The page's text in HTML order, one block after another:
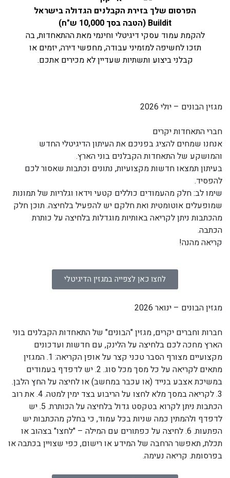
הפרסום שלך בזירת הקבלנים הגדולה בישראל
Buildit (הטבה בסך 10,000 ש"ח)
להקמת עמוד עסקי דיגיטלי וחינמי מאת ההתאחדות, בה
תזכו לחשיפה למזמיני עבודה, מחפשי דירה, יזמים או
קבלני ביצוע ותשתיות שעדיין לא מכירים אתכם.
מגזין הבונים – יולי 2026
חברי התאחדות יקרים
אנחנו שמחים להציג בפניכם את העיתון הדיגיטלי החדש
והמושקע של התאחדות הקבלנים בוני הארץ.
בעיתון תמצאו חדשות מקצועיות, נתונים וכתבות שאסור לכם
להפסיד.
שימו לב: חלק מהעמודים כוללים קטעי וידאו וגלריות של תמונות
שמופעלים אוטומטית ואת חלקם יש להפעיל בלחיצה. תוכן חלק
מהכתבות ניתן לקריאה באותיות מוגדלות בלחיצה על כותרת
הכתבה.
קריאה מהנה!
לחצו כאן לצפייה במגזין הדיגיטלי
מגזין הבונים – ינואר 2026
חברות וחברים יקרים, מגזין "הבונים" של התאחדות הקבלנים בוני
הארץ מחכה לכם בלחיצה על הלינק, עם חדשות ועדכונים
מקצועיים מצורף הסבר טכני קצר על אופן הקריאה: 1.⁠ ⁠המגזין
מתאים לקריאה על כל מסך מכל סוג. 2.⁠ ⁠יש לדפדף בעמודים
במשיכת אצבע בנייד (או עכבר במחשב) או לחיצה על החץ הלבן.
3.⁠ ⁠לקריאה במסך מלא לחצו על הריבוע בצד ימין למטה. 4.⁠ ⁠את רוב
הכתבות ניתן לקרוא בטקסט גדול בלחיצה על הכותרת. 5.⁠ ⁠יש
לדפדף ולהמתין כמה שניות בכל עמוד, כי בחלק מהכתבות יש
הפתעות. 6.⁠ ⁠לחיצה על כפתורים עם המילה – "לחצו" בצהוב או
תכלת, תאפשר הרחבה של המידע או רישום, כפי שצויין בכתבה או
בפרסומת. קריאה נעימה.